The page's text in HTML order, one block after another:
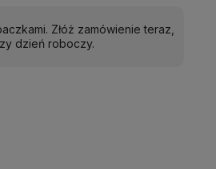
Złóż zamówienie teraz,
dzień roboczy.